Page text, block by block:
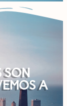
SON
A